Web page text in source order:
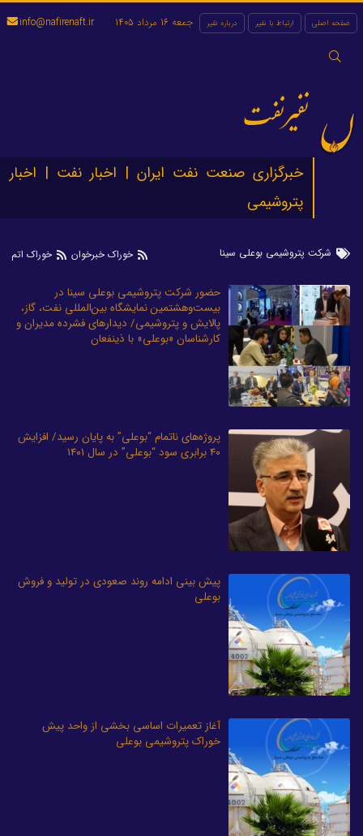
صفحه اصلی ارتباط با نفیر درباره نفیر
جستجو
جمعه 16 مرداد 1405 info@nafirenaft.ir
نفیرنفت
خبرگزاری صنعت نفت ایران | اخبار نفت | اخبار
پتروشیمی
شرکت پتروشیمی بوعلی سینا خوراک خبرخوان خوراک اتم
حضور شرکت پتروشیمی بوعلی سینا در
بیست‌وهشتمین نمایشگاه بین‌المللی نفت، گاز،
پالایش و پتروشیمی/ دیدارهای فشرده مدیران و
کارشناسان «بوعلی» با ذینفعان
پروژه‌های ناتمام “بوعلی” به پایان رسید/ افزایش
۴۰ برابری سود “بوعلی” در سال ۱۴۰۱
پیش بینی ادامه روند صعودی در تولید و فروش
بوعلی
آغاز تعمیرات اساسی بخشی از واحد پیش
خوراک پتروشیمی بوعلی